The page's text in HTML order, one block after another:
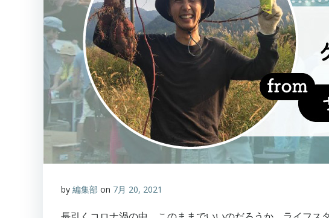
by 編集部 on 7月 20, 2021